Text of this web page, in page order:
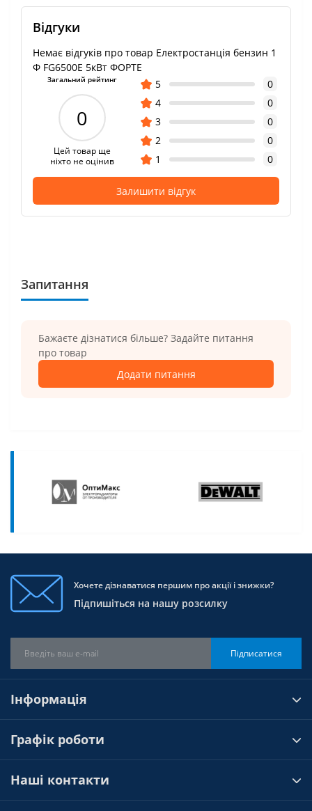
Відгуки
Немає відгуків про товар Електростанція бензин 1
Ф FG6500E 5кВт ФОРТЕ
Загальний рейтинг
0
Цей товар ще
ніхто не оцінив
5
0
4
0
3
0
2
0
1
0
Залишити відгук
Запитання
Бажаєте дізнатися більше? Задайте питання
про товар
Додати питання
Хочете дізнаватися першим про акції і знижки?
Підпишіться на нашу розсилку
Підписатися
Інформація
Графік роботи
Наші контакти